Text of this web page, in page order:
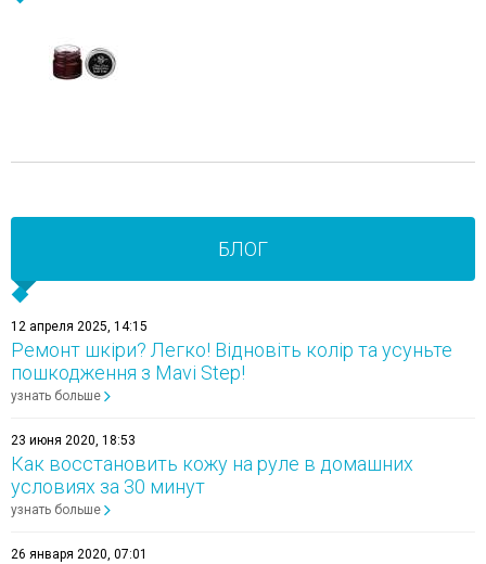
БЛОГ
12 апреля 2025, 14:15
Ремонт шкіри? Легко! Відновіть колір та усуньте
пошкодження з Mavi Step!
узнать больше
23 июня 2020, 18:53
Как восстановить кожу на руле в домашних
условиях за 30 минут
узнать больше
26 января 2020, 07:01